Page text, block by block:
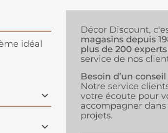
idéal
Décor Discount,
magasins depuis
plus de 200 experts
service de nos
Besoin d’un
Notre service
votre écoute pour
accompagner dans
projets.